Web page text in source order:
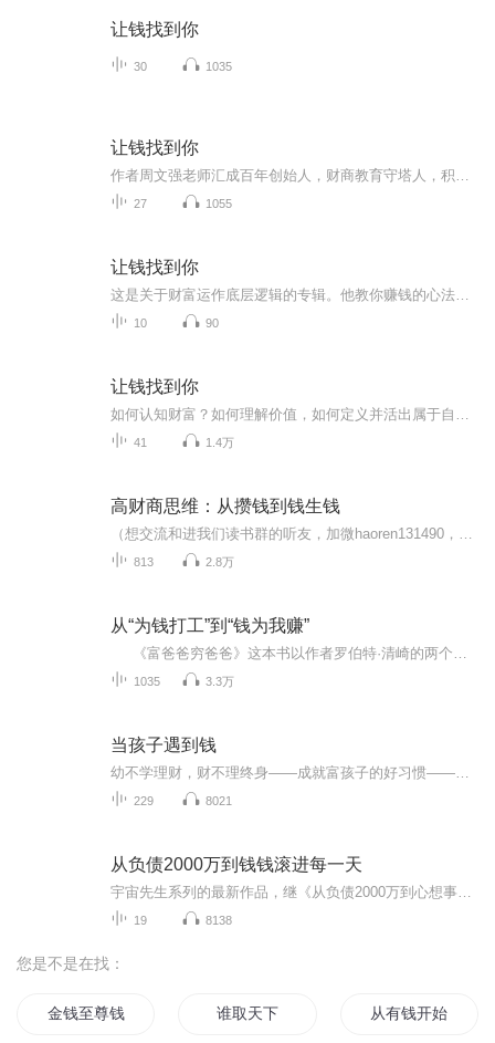
让钱找到你
30 1035
让钱找到你
27 1055
让钱找到你
10 90
让钱找到你
41 1.4万
高财商思维：从攒钱到钱生钱
813 2.8万
从“为钱打工”到“钱为我赚”
1035 3.3万
当孩子遇到钱
229 8021
从负债2000万到钱钱滚进每一天
19 8138
您是不是在找：
金钱至尊钱多多 谁取天下 从有钱开始